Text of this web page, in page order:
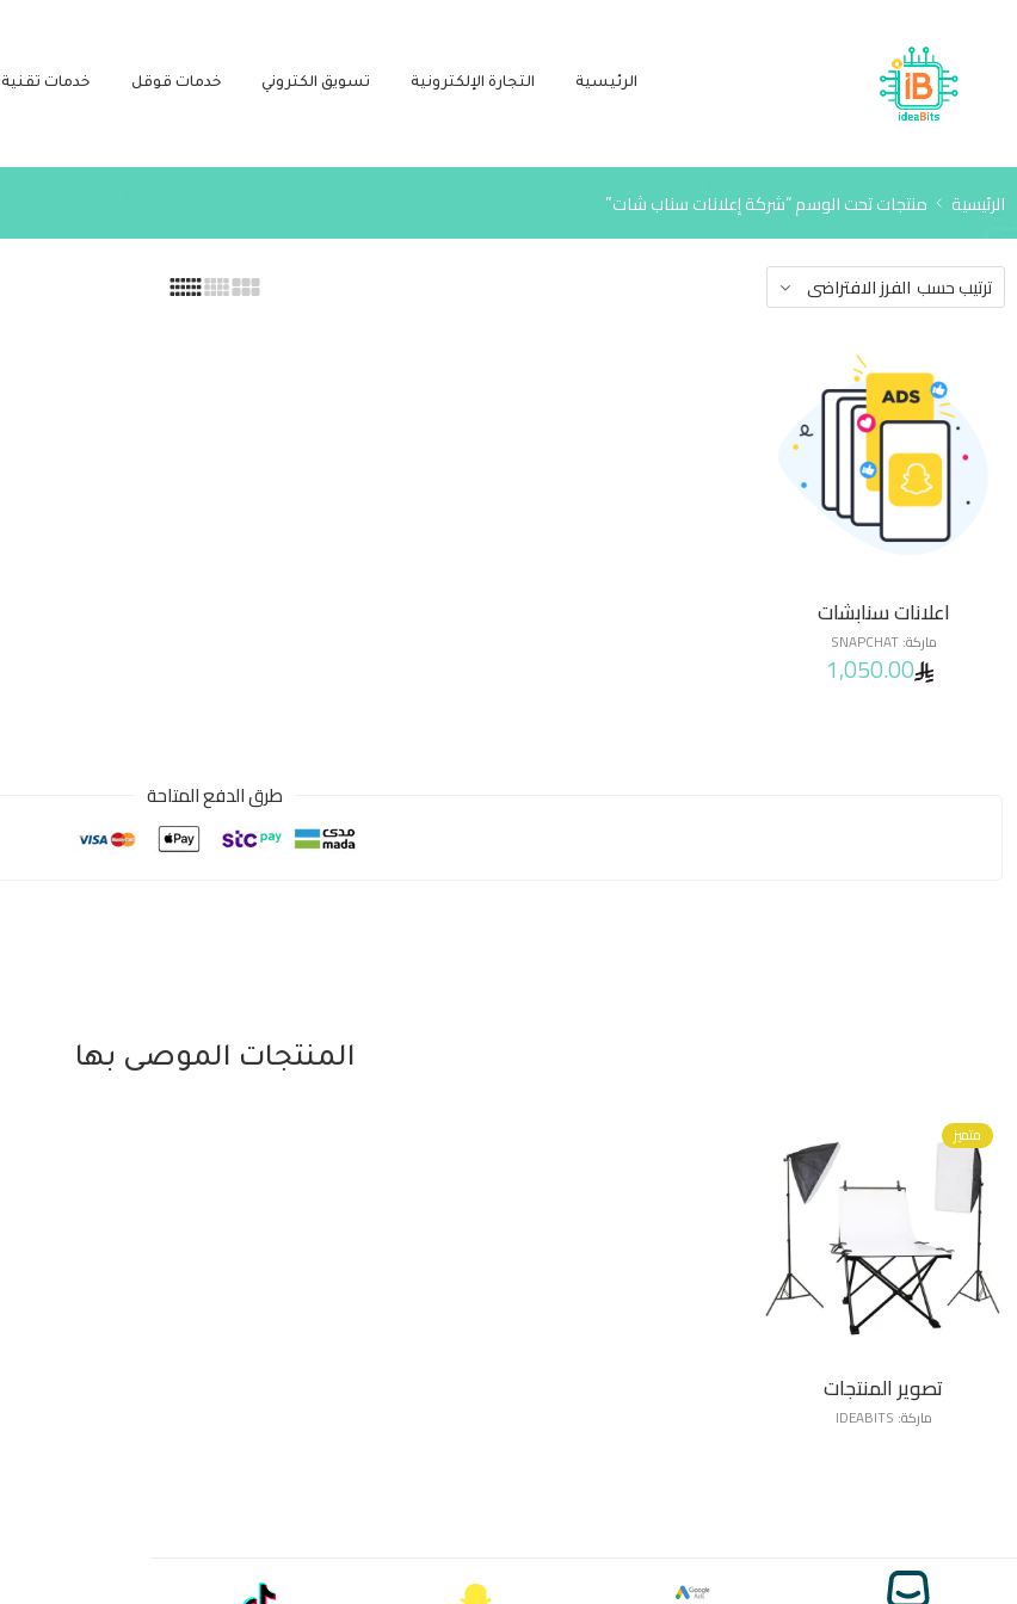
الرئيسية التجارة الإلكترونية تسويق الكتروني خدمات قوقل خدمات تقنية
الرئيسية منتجات تحت الوسم “شركة إعلانات سناب شات”
ترتيب حسب الفرز الافتراضى
ماركة:SNAPCHAT
اعلانات سنابشات
1,050.00
طرق الدفع المتاحة
المنتجات الموصى بها
متميز
ماركة: IDEABITS
تصوير المنتجات